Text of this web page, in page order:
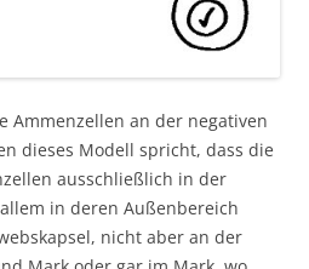
Ammenzellen an der negativen
dieses Modell spricht, dass die
ausschließlich in der
in deren Außenbereich
nicht aber an der